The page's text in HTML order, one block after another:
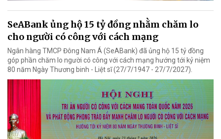
SeABank ủng hộ 15 tỷ đồng nhằm chăm lo
cho người có công với cách mạng
Ngân hàng TMCP Đông Nam Á (SeABank) đã ủng hộ 15 tỷ đồng
góp phần chăm lo người có công với cách mạng hướng tới kỷ niệm
80 năm Ngày Thương binh - Liệt sĩ (27/7/1947 - 27/7/2027).